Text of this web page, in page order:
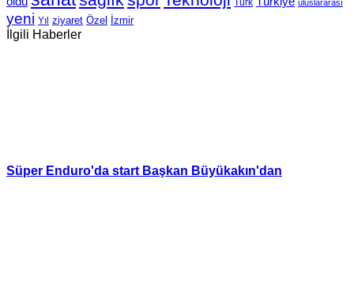
Türk uluslararası
yeni Yıl ziyaret Özel İzmir
İlgili Haberler
Süper Enduro'da start Başkan Büyükakın'dan